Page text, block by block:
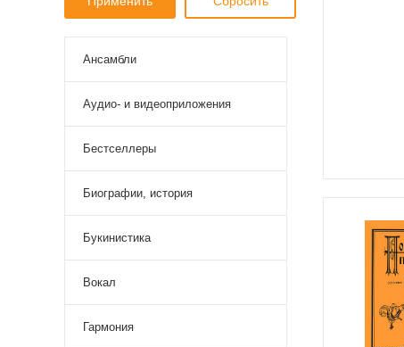
Ансамбли
Аудио- и видеоприложения
Бестселлеры
Биографии, история
Букинистика
Вокал
Гармония